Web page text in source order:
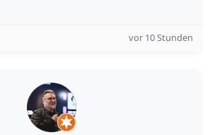
vor 10 Stunden